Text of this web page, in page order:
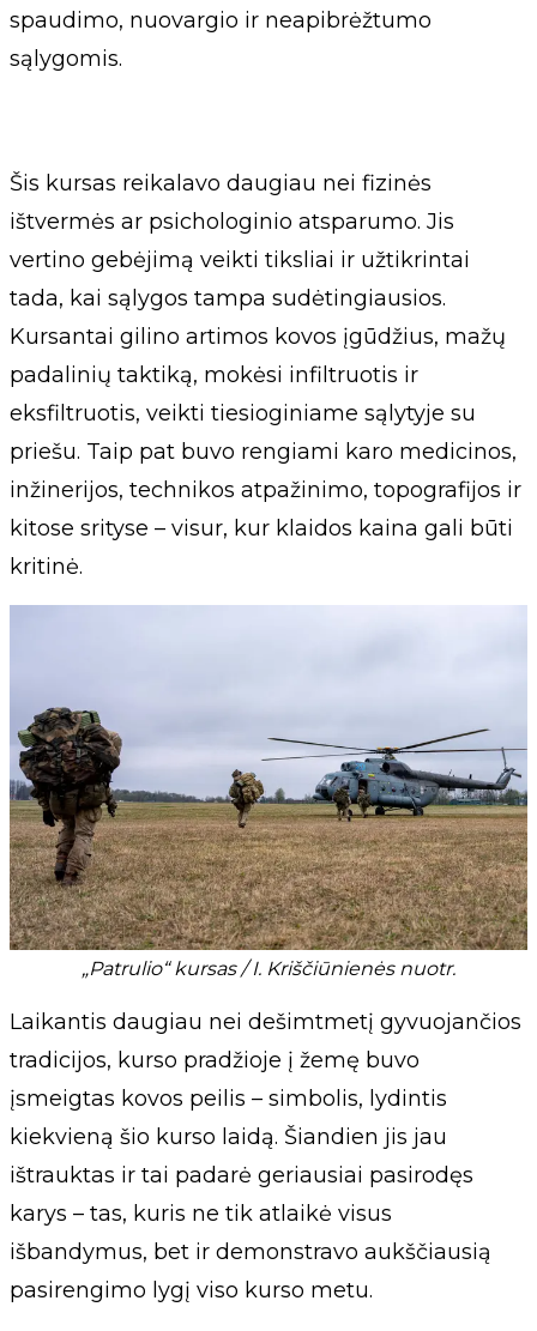
spaudimo, nuovargio ir neapibrėžtumo
sąlygomis.
Šis kursas reikalavo daugiau nei fizinės
ištvermės ar psichologinio atsparumo. Jis
vertino gebėjimą veikti tiksliai ir užtikrintai
tada, kai sąlygos tampa sudėtingiausios.
Kursantai gilino artimos kovos įgūdžius, mažų
padalinių taktiką, mokėsi infiltruotis ir
eksfiltruotis, veikti tiesioginiame sąlytyje su
priešu. Taip pat buvo rengiami karo medicinos,
inžinerijos, technikos atpažinimo, topografijos ir
kitose srityse – visur, kur klaidos kaina gali būti
kritinė.
„Patrulio“ kursas / I. Kriščiūnienės nuotr.
Laikantis daugiau nei dešimtmetį gyvuojančios
tradicijos, kurso pradžioje į žemę buvo
įsmeigtas kovos peilis – simbolis, lydintis
kiekvieną šio kurso laidą. Šiandien jis jau
ištrauktas ir tai padarė geriausiai pasirodęs
karys – tas, kuris ne tik atlaikė visus
išbandymus, bet ir demonstravo aukščiausią
pasirengimo lygį viso kurso metu.